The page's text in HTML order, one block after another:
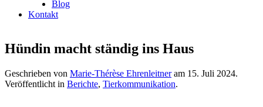
Blog
Kontakt
Hündin macht ständig ins Haus
Geschrieben von Marie-Thérèse Ehrenleitneram 15. Juli 2024.
Veröffentlicht in Berichte, Tierkommunikation.